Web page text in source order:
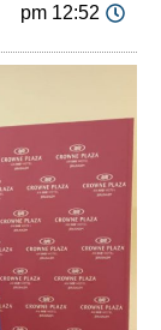
12:52 pm